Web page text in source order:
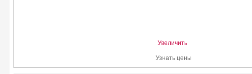
Увеличить
Узнать цены